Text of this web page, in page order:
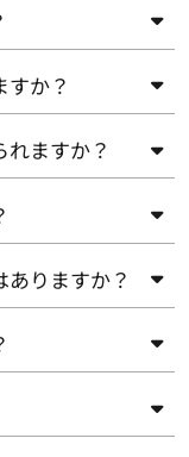
持ち花火を含め
用はできませ
か？
稚園バス程度）
ますか？
です。大型バ
りますか？
での貸し出しは
の長岡天満宮に